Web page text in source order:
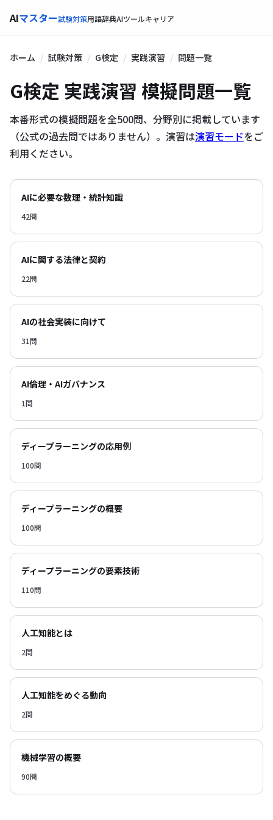
AIマスター試験対策用語辞典AIツールキャリア
ホーム 試験対策 G検定 実践演習 問題一覧
G検定 実践演習 模擬問題一覧
本番形式の模擬問題を全500問、分野別に掲載しています
（公式の過去問ではありません）。演習は演習モードをご
利用ください。
AIに必要な数理・統計知識
42問
AIに関する法律と契約
22問
AIの社会実装に向けて
31問
AI倫理・AIガバナンス
1問
ディープラーニングの応用例
100問
ディープラーニングの概要
100問
ディープラーニングの要素技術
110問
人工知能とは
2問
人工知能をめぐる動向
2問
機械学習の概要
90問